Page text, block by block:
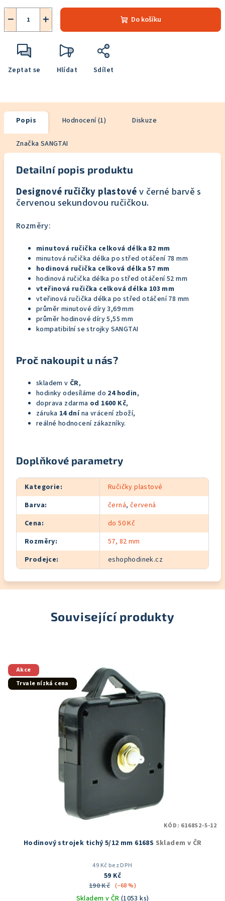
+
− Do košíku
Zeptat se Hlídat Sdílet
Popis Hodnocení (1) Diskuze
Značka SANGTAI
Detailní popis produktu
Designové ručičky plastovév černé barvě s
červenou sekundovou ručičkou.
Rozměry:
minutová ručička celková délka 82 mm
minutová ručička délka po střed otáčení 78 mm
hodinová ručička celková délka 57 mm
hodinová ručička délka po střed otáčení 52 mm
vteřinová ručička celková délka 103 mm
vteřinová ručička délka po střed otáčení 78 mm
průměr minutové díry 3,69 mm
průměr hodinové díry 5,55 mm
kompatibilní se strojky SANGTAI
Proč nakoupit u nás?
skladem v ČR,
hodinky odesíláme do 24 hodin,
doprava zdarma od 1600 Kč,
záruka 14 dnína vrácení zboží,
reálné hodnocení zákazníky.
Doplňkové parametry
Kategorie:
Ručičky plastové
Barva: černá, červená
Cena:
do 50 Kč
Rozměry:
57, 82 mm
Prodejce: eshophodinek.cz
Související produkty
Akce
Trvale nízká cena
Hodinový strojek tichý 5/12 mm 6168S Skladem v ČR
49 Kč bez DPH
59 Kč
190 Kč (–68 %)
Skladem v ČR (1053 ks)
KÓD: 6168S2-5-12